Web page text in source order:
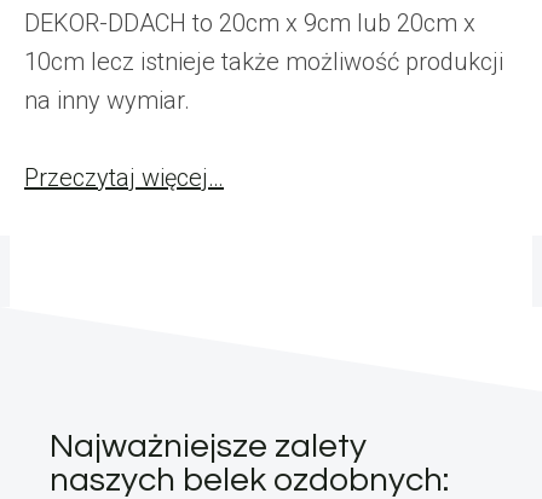
DEKOR-DDACH to 20cm x 9cm lub 20cm x
10cm lecz istnieje także możliwość produkcji
na inny wymiar.
Przeczytaj więcej…
Najważniejsze zalety
naszych belek ozdobnych: